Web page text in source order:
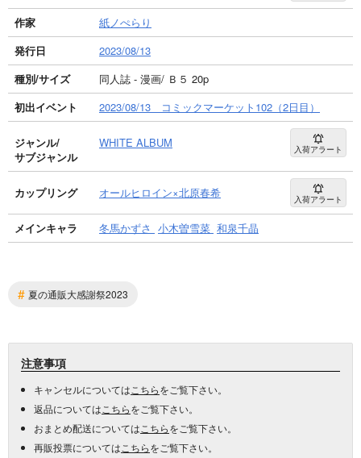
作家
紙ノぺらり
発行日
2023/08/13
種別/サイズ
同人誌 - 漫画/ Ｂ５ 20p
初出イベント
2023/08/13 コミックマーケット102（2日目）
ジャンル/
サブジャンル
WHITE ALBUM 入荷アラート
カップリング オールヒロイン×北原春希 入荷アラート
メインキャラ 冬馬かずさ 小木曽雪菜 和泉千晶
# 夏の通販大感謝祭2023
注意事項
キャンセルについては こちらをご覧下さい。
返品については こちらをご覧下さい。
おまとめ配送については こちらをご覧下さい。
再販投票については こちらをご覧下さい。